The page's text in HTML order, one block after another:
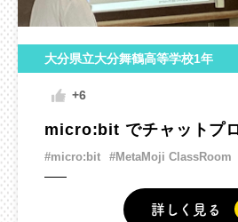
大分県立大分舞鶴高等学校1年
+6
micro:bit でチャットプ
#micro:bit #MetaMoji ClassRoom
詳しく見る